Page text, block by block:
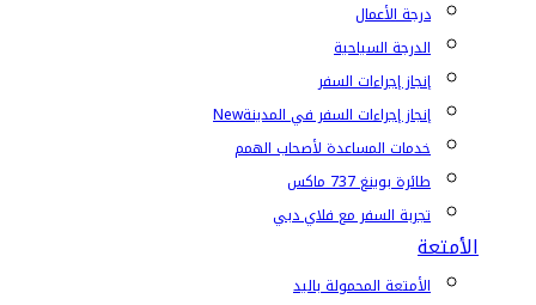
درجة الأعمال
الدرجة السياحية
إنجاز إجراءات السفر
إنجاز إجراءات السفر في المدينةNew
خدمات المساعدة لأصحاب الهمم
طائرة بوينغ 737 ماكس
تجربة السفر مع فلاي دبي
الأمتعة
الأمتعة المحمولة باليد